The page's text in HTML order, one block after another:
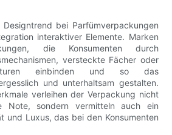
bei Parfümverpackungen
interaktiver Elemente. Marken
die Konsumenten durch
versteckte Fächer oder
einbinden und so das
und unterhaltsam gestalten.
verleihen der Verpackung nicht
Note, sondern vermitteln auch ein
und Luxus, das bei den Konsumenten